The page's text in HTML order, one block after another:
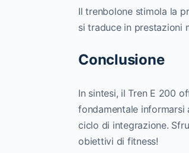
Il trenbolone stimola la
si traduce in prestazioni
Conclusione
In sintesi, il Tren E 200
fondamentale informarsi
ciclo di integrazione.
obiettivi di fitness!